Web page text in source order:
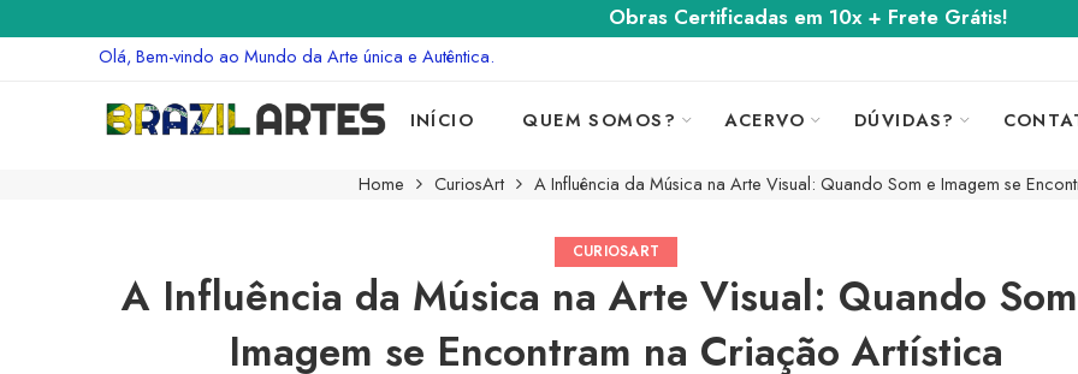
Obras Certificadas em 10x + Frete Grátis!
Olá, Bem-vindo ao Mundo da Arte única e Autêntica.
INÍCIO QUEM SOMOS? ACERVO DÚVIDAS?
Home CuriosArt A Influência da Música na Arte Visual: Quando Som e Imagem se
CURIOSART
A Influência da Música na Arte Visual: Quando
Imagem se Encontram na Criação Artística